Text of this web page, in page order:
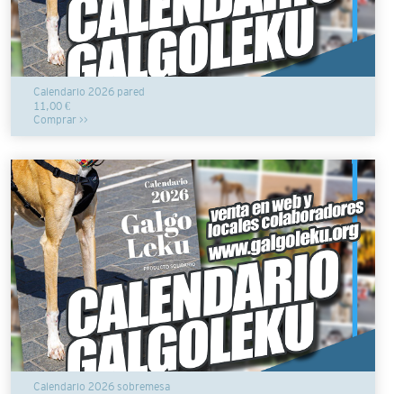
Calendario 2026 pared
11,00 €
Comprar >>
Calendario 2026 sobremesa